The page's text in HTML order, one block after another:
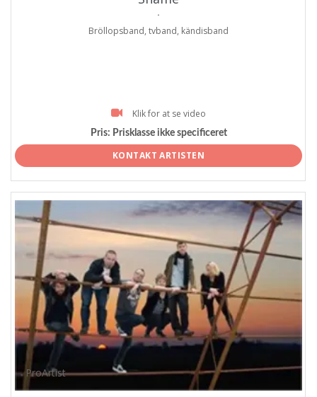
.
Bröllopsband, tvband, kändisband
Klik for at se video
Pris: Prisklasse ikke specificeret
KONTAKT ARTISTEN
ProArtist